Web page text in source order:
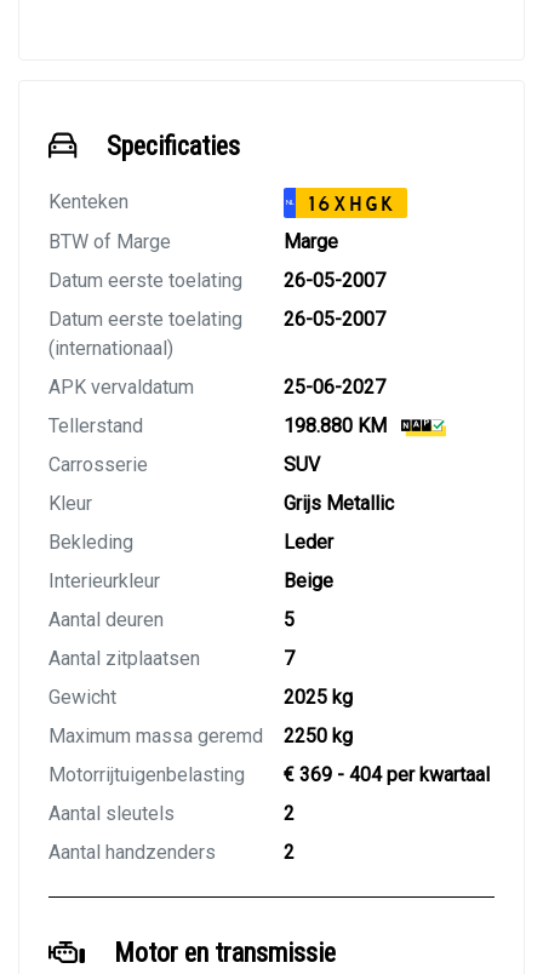
Specificaties
Kenteken NL 16XHGK
BTW of Marge
Marge
Datum eerste toelating
26-05-2007
Datum eerste toelating
(internationaal)
26-05-2007
APK vervaldatum
25-06-2027
Tellerstand
198.880 KM
Carrosserie
SUV
Kleur
Grijs Metallic
Bekleding
Leder
Interieurkleur
Beige
Aantal deuren
5
Aantal zitplaatsen
7
Gewicht
2025 kg
Maximum massa geremd
2250 kg
Motorrijtuigenbelasting
€ 369 - 404 per kwartaal
Aantal sleutels
2
Aantal handzenders
2
Motor en transmissie